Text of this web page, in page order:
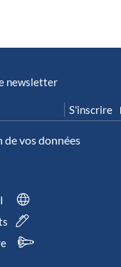
newsletter
vos données